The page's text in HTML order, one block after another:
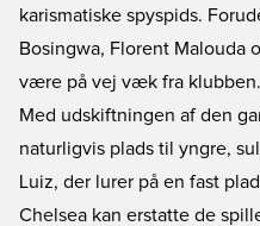
karismatiske spyspids.
Bosingwa, Florent Malouda
være på vej væk fra klubben.
Med udskiftningen af den
naturligvis plads til yngre,
Luiz, der lurer på en fast
Chelsea kan erstatte de